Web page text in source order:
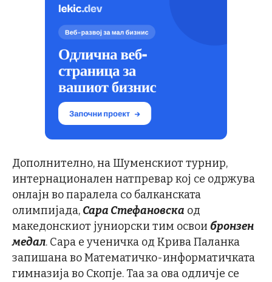
Дополнително, на Шуменскиот турнир,
интернационален натпревар кој се одржува
онлајн во паралела со балканската
олимпијада, Сара Стефановска од
македонскиот јуниорски тим освои бронзен
медал. Сара е ученичка од Крива Паланка
запишана во Математичко-информатичката
гимназија во Скопје. Таа за ова одличје се